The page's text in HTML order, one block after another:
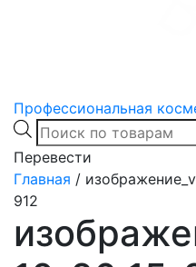
Профессиональная
Products
search
Перевести
Главная /
912